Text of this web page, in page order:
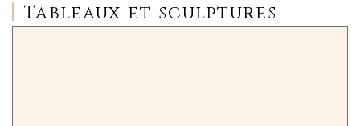
Tableaux et sculptures